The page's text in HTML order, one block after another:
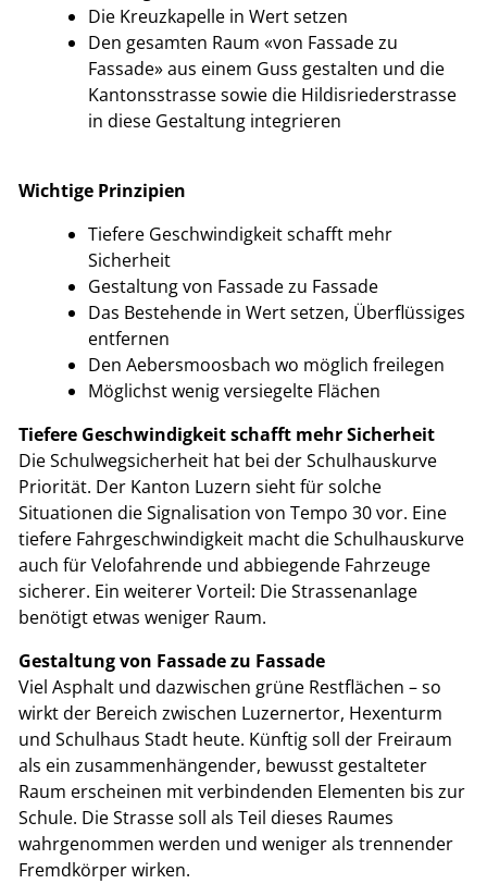
Die Kreuzkapelle in Wert setzen
Den gesamten Raum «von Fassade zu
Fassade» aus einem Guss gestalten und die
Kantonsstrasse sowie die Hildisriederstrasse
in diese Gestaltung integrieren
Wichtige Prinzipien
Tiefere Geschwindigkeit schafft mehr
Sicherheit
Gestaltung von Fassade zu Fassade
Das Bestehende in Wert setzen, Überflüssiges
entfernen
Den Aebersmoosbach wo möglich freilegen
Möglichst wenig versiegelte Flächen
Tiefere Geschwindigkeit schafft mehr Sicherheit
Die Schulwegsicherheit hat bei der Schulhauskurve
Priorität. Der Kanton Luzern sieht für solche
Situationen die Signalisation von Tempo 30 vor. Eine
tiefere Fahrgeschwindigkeit macht die Schulhauskurve
auch für Velofahrende und abbiegende Fahrzeuge
sicherer. Ein weiterer Vorteil: Die Strassenanlage
benötigt etwas weniger Raum.
Gestaltung von Fassade zu Fassade
Viel Asphalt und dazwischen grüne Restflächen – so
wirkt der Bereich zwischen Luzernertor, Hexenturm
und Schulhaus Stadt heute. Künftig soll der Freiraum
als ein zusammenhängender, bewusst gestalteter
Raum erscheinen mit verbindenden Elementen bis zur
Schule. Die Strasse soll als Teil dieses Raumes
wahrgenommen werden und weniger als trennender
Fremdkörper wirken.